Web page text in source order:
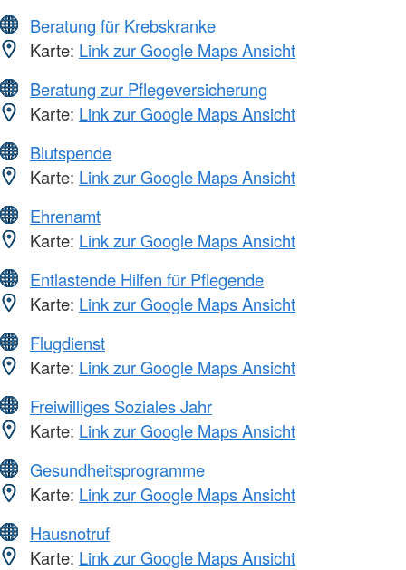
Beratung für Krebskranke
Karte: Link zur Google Maps Ansicht
Beratung zur Pflegeversicherung
Karte: Link zur Google Maps Ansicht
Blutspende
Karte: Link zur Google Maps Ansicht
Ehrenamt
Karte: Link zur Google Maps Ansicht
Entlastende Hilfen für Pflegende
Karte: Link zur Google Maps Ansicht
Flugdienst
Karte: Link zur Google Maps Ansicht
Freiwilliges Soziales Jahr
Karte: Link zur Google Maps Ansicht
Gesundheitsprogramme
Karte: Link zur Google Maps Ansicht
Hausnotruf
Karte: Link zur Google Maps Ansicht